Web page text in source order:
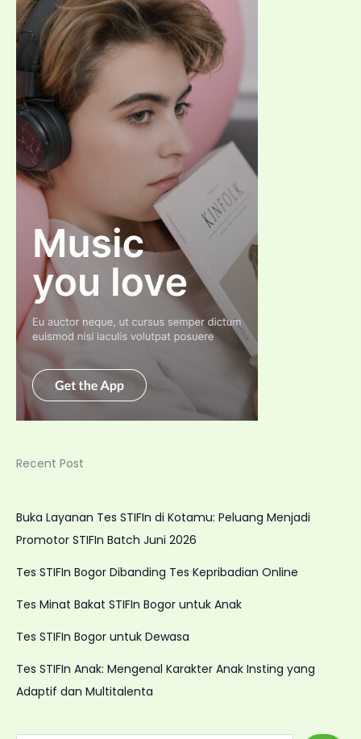
Recent Post
Buka Layanan Tes STIFIn di Kotamu: Peluang Menjadi
Promotor STIFIn Batch Juni 2026
Tes STIFIn Bogor Dibanding Tes Kepribadian Online
Tes Minat Bakat STIFIn Bogor untuk Anak
Tes STIFIn Bogor untuk Dewasa
Tes STIFIn Anak: Mengenal Karakter Anak Insting yang
Adaptif dan Multitalenta